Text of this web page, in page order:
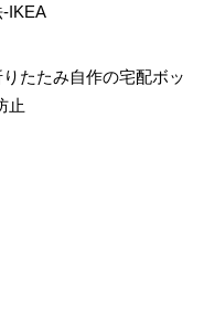
IKEA
りたたみ自作の宅配ボッ
止